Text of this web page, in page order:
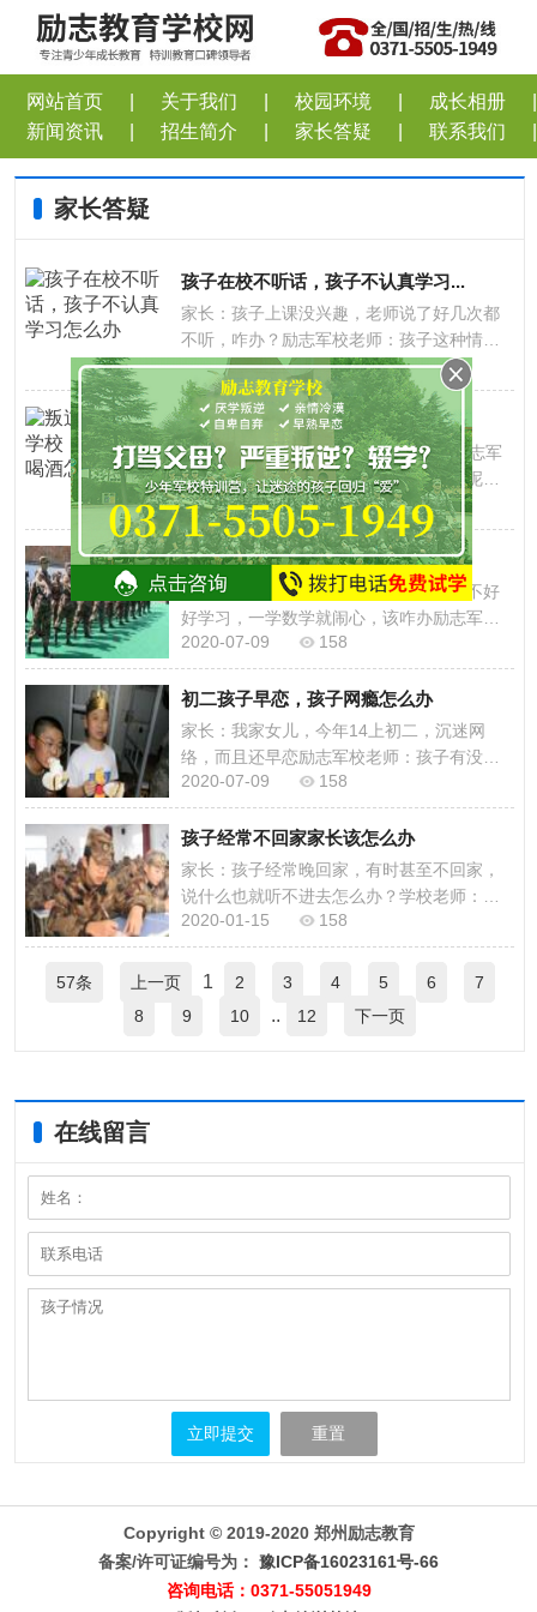
网站首页 关于我们 校园环境 成长相册
新闻资讯
招生简介 家长答疑 联系我们
家长答疑
孩子在校不听话，孩子不认真学习...
家长：孩子上课没兴趣，老师说了好几次都
不听，咋办？励志军校老师：孩子这种情况
持续多久了？家长：这一年一直都是这样，
好坏话都说了
2020-07-10 158
叛逆孩子管理学校，孩子吸烟喝酒...
家长：我家女儿15岁，叛逆怎么办？励志军
校老师：孩子叛逆具体表现在哪些方面呢？
家长：吸烟喝酒，早恋，在家也不跟我们说
话，还老是晚
2020-07-10 158
四年级孩子性子急怎么办，11岁女...
家长：四年级女孩儿性子急，话多，还不好
好学习，一学数学就闹心，该咋办励志军校
老师：孩子除了学习还有其他的问题嘛？这
种情况多久了
2020-07-09 158
初二孩子早恋，孩子网瘾怎么办
家长：我家女儿，今年14上初二，沉迷网
络，而且还早恋励志军校老师：孩子有没有
正常上学？这种情况多长时间了？家长：最
近两周都不去上
2020-07-09 158
孩子经常不回家家长该怎么办
家长：孩子经常晚回家，有时甚至不回家，
说什么也就听不进去怎么办？学校老师：孩
子这种情况多久了？家长：从上了初中就开
始了 学
2020-01-15 158
57条 上一页 1 2 3 4 5 6
7
8
9 10 .. 12 下一页
在线留言
重置
Copyright © 2019-2020 郑州励志教育
备案/许可证编号为： 豫ICP备16023161号-66
咨询电话：0371-55051949